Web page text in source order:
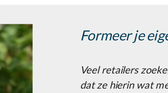
Formeer je
Veel retailers
dat ze hierin wat